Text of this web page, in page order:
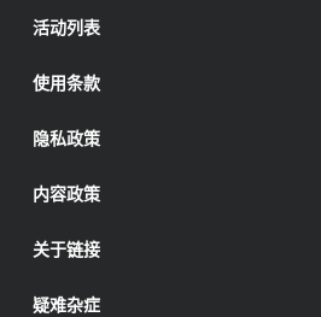
活动列表
使用条款
隐私政策
内容政策
关于链接
疑难杂症